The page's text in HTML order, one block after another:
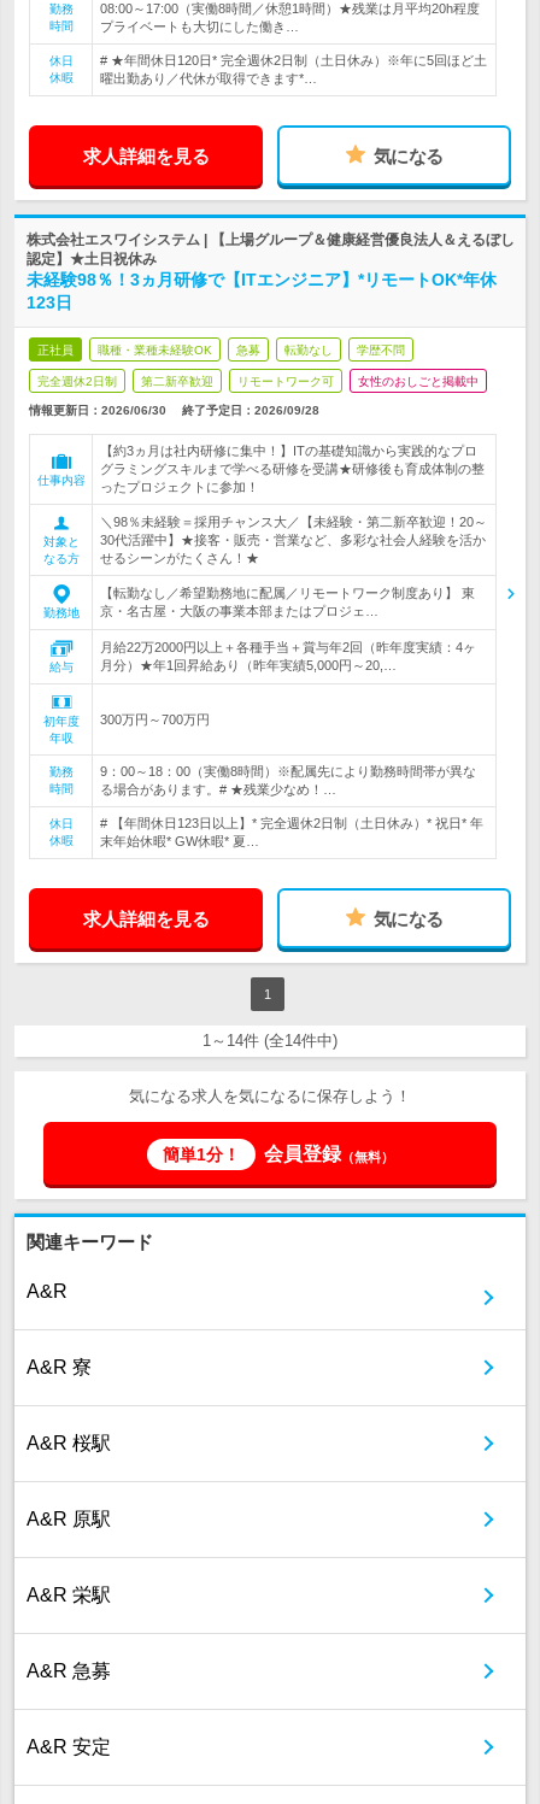
勤務
時間
08:00～17:00（実働8時間／休憩1時間）★残業は月平均20h程度
プライベートも大切にした働き…
休日
休暇
# ★年間休日120日* 完全週休2日制（土日休み）※年に5回ほど土
曜出勤あり／代休が取得できます*…
求人詳細を見る 気になる
株式会社エスワイシステム | 【上場グループ＆健康経営優良法人＆えるぼし
認定】★土日祝休み
未経験98％！3ヵ月研修で【ITエンジニア】*リモートOK*年休
123日
正社員 職種・業種未経験OK 急募 転勤なし 学歴不問
完全週休2日制 第二新卒歓迎 リモートワーク可 女性のおしごと掲載中
情報更新日：2026/06/30 終了予定日： 2026/09/28
仕事内容
【約3ヵ月は社内研修に集中！】ITの基礎知識から実践的なプロ
グラミングスキルまで学べる研修を受講★研修後も育成体制の整
ったプロジェクトに参加！
対象と
なる方
＼98％未経験＝採用チャンス大／【未経験・第二新卒歓迎！20～
30代活躍中】★接客・販売・営業など、多彩な社会人経験を活か
せるシーンがたくさん！★
勤務地
【転勤なし／希望勤務地に配属／リモートワーク制度あり】 東
京・名古屋・大阪の事業本部またはプロジェ…
給与
月給22万2000円以上＋各種手当＋賞与年2回（昨年度実績：4ヶ
月分）★年1回昇給あり（昨年実績5,000円～20,…
初年度
年収
300万円～700万円
勤務
時間
9：00～18：00（実働8時間）※配属先により勤務時間帯が異な
る場合があります。# ★残業少なめ！…
休日
休暇
# 【年間休日123日以上】* 完全週休2日制（土日休み）* 祝日* 年
末年始休暇* GW休暇* 夏…
求人詳細を見る 気になる
1
1～14件 (全14件中)
気になる求人を気になるに保存しよう！
簡単1分！ 会員登録（無料）
関連キーワード
A&R
A&R 寮
A&R 桜駅
A&R 原駅
A&R 栄駅
A&R 急募
A&R 安定